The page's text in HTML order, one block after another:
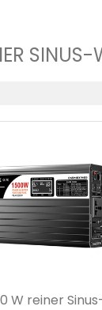
SINUS-
W reiner